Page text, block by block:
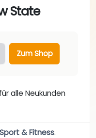
State
Zum Shop
alle Neukunden
Sport & Fitness.